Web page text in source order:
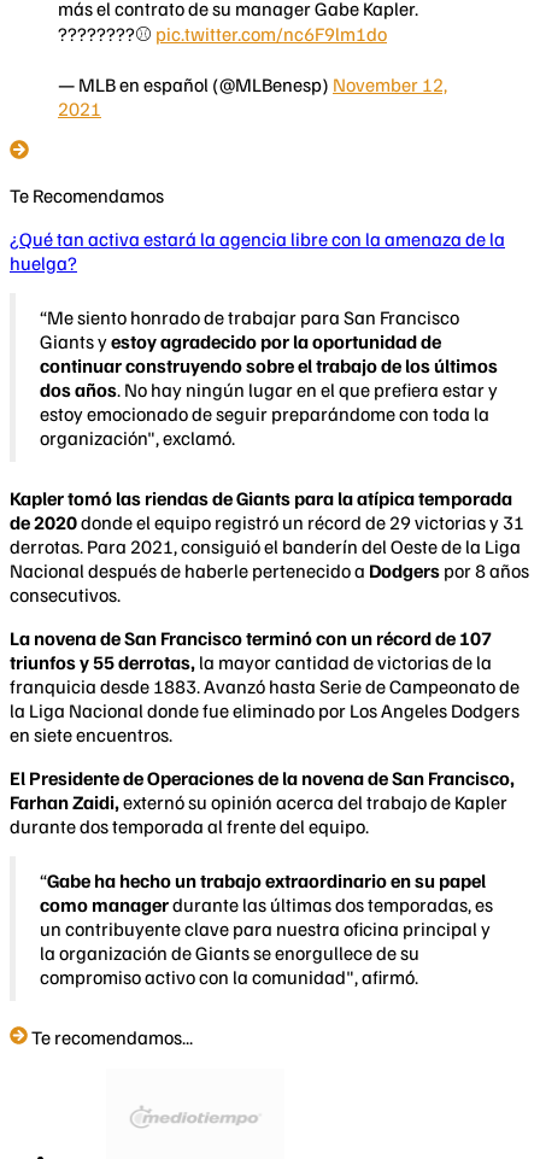
más el contrato de su manager Gabe Kapler.
????????⚾️ pic.twitter.com/nc6F9lm1do
— MLB en español (@MLBenesp) November 12,
2021
Te Recomendamos
¿Qué tan activa estará la agencia libre con la amenaza de la
huelga?
“Me siento honrado de trabajar para San Francisco
Giants yestoy agradecido por la oportunidad de
continuar construyendo sobre el trabajo de los últimos
dos años. No hay ningún lugar en el que prefiera estar y
estoy emocionado de seguir preparándome con toda la
organización", exclamó.
Kapler tomó las riendas de Giants para la atípica temporada
de 2020donde el equipo registró un récord de 29 victorias y 31
derrotas. Para 2021, consiguió el banderín del Oeste de la Liga
Nacional después de haberle pertenecido a Dodgers por 8 años
consecutivos.
La novena de San Francisco terminó con un récord de 107
triunfos y 55 derrotas, la mayor cantidad de victorias de la
franquicia desde 1883. Avanzó hasta Serie de Campeonato de
la Liga Nacional donde fue eliminado por Los Angeles Dodgers
en siete encuentros.
El Presidente de Operaciones de la novena de San Francisco,
Farhan Zaidi,externó su opinión acerca del trabajo de Kapler
durante dos temporada al frente del equipo.
“Gabe ha hecho un trabajo extraordinario en su papel
como managerdurante las últimas dos temporadas, es
un contribuyente clave para nuestra oficina principal y
la organización de Giants se enorgullece de su
compromiso activo con la comunidad", afirmó.
Te recomendamos...